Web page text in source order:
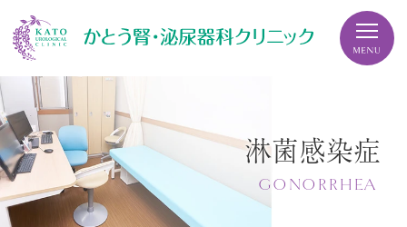
淋菌感染症
GONORRHEA